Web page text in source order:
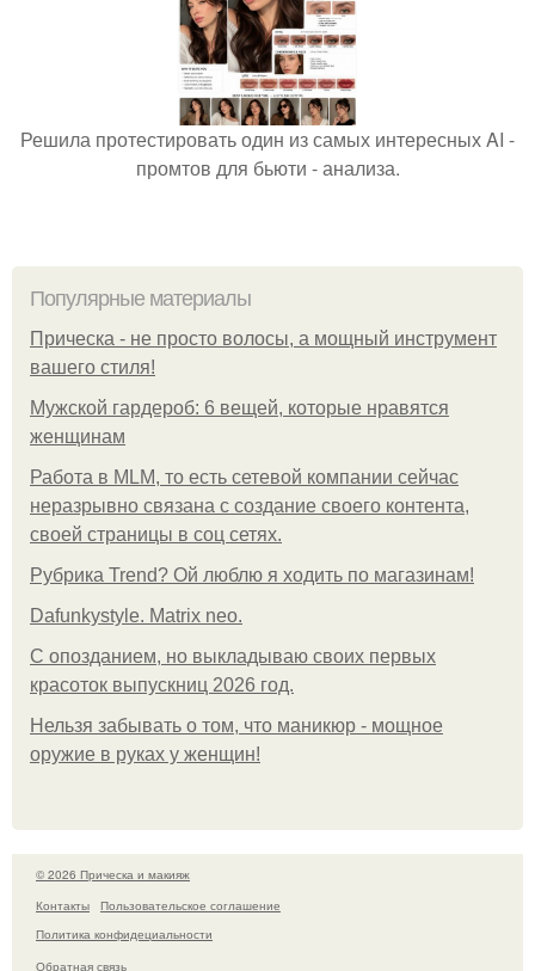
Решила протестировать один из самых интересных AI -
промтов для бьюти - анализа.
Популярные материалы
Прическа - не просто волосы, а мощный инструмент
вашего стиля!
Мужской гардероб: 6 вещей, которые нравятся
женщинам
Работа в MLM, то есть сетевой компании сейчас
неразрывно связана с создание своего контента,
своей страницы в соц сетях.
Рубрика Trend? Ой люблю я ходить по магазинам!
Dafunkystyle. Matrix neo.
С опозданием, но выкладываю своих первых
красоток выпускниц 2026 год.
Нельзя забывать о том, что маникюр - мощное
оружие в руках у женщин!
© 2026 Прическа и макияж
Контакты
Пользовательское соглашение
Политика конфидециальности
Обратная связь